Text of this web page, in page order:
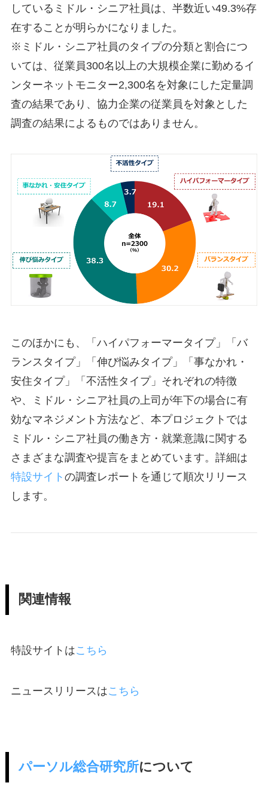
しているミドル・シニア社員は、半数近い49.3%存
在することが明らかになりました。
※ミドル・シニア社員のタイプの分類と割合につ
いては、従業員300名以上の大規模企業に勤めるイ
ンターネットモニター2,300名を対象にした定量調
査の結果であり、協力企業の従業員を対象とした
調査の結果によるものではありません。
このほかにも、「ハイパフォーマータイプ」「バ
ランスタイプ」「伸び悩みタイプ」「事なかれ・
安住タイプ」「不活性タイプ」それぞれの特徴
や、ミドル・シニア社員の上司が年下の場合に有
効なマネジメント方法など、本プロジェクトでは
ミドル・シニア社員の働き方・就業意識に関する
さまざまな調査や提言をまとめています。詳細は
特設サイト の調査レポートを通じて順次リリース
します。
関連情報
特設サイトはこちら
ニュースリリースはこちら
パーソル総合研究所について